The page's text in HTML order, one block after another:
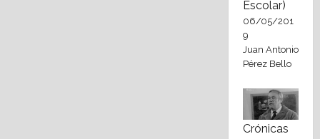
Escolar)
06/05/201
9
Juan Antonio
Pérez Bello
Crónicas